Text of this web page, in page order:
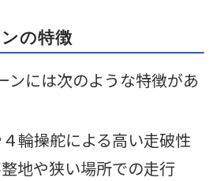
の特徴
ンには次のような特徴があ
輪操舵による高い走破性
地や狭い場所での走行